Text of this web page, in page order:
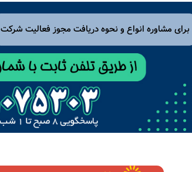
برای مشاوره انواع و نحوه دریافت مجوز فعالیت شرکت